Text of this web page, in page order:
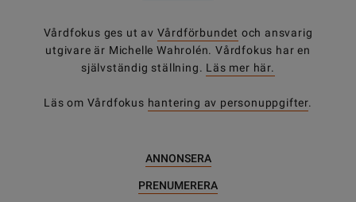
Vårdfokus ges ut av Vårdförbundet och ansvarig
utgivare är Michelle Wahrolén. Vårdfokus har en
självständig ställning. Läs mer här.
Läs om Vårdfokus hantering av personuppgifter.
ANNONSERA
PRENUMERERA